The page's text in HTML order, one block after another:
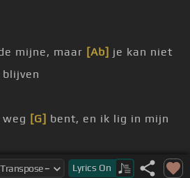
mijne, maar [Ab] je kan niet
[G] bent, en ik lig in mijn
nu
voorbij is
Lyrics On